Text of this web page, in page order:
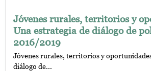
Jóvenes rurales, territorios y
Una estrategia de diálogo de
2016/2019
Jóvenes rurales, territorios y
diálogo de...